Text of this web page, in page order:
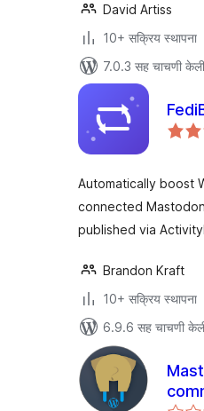
David Artiss
10+ सक्रिय स्थापना
7.0.3 सह चाचणी केली
Automatically boost
connected
published via
Brandon Kraft
10+ सक्रिय स्थापना
6.9.6 सह चाचणी